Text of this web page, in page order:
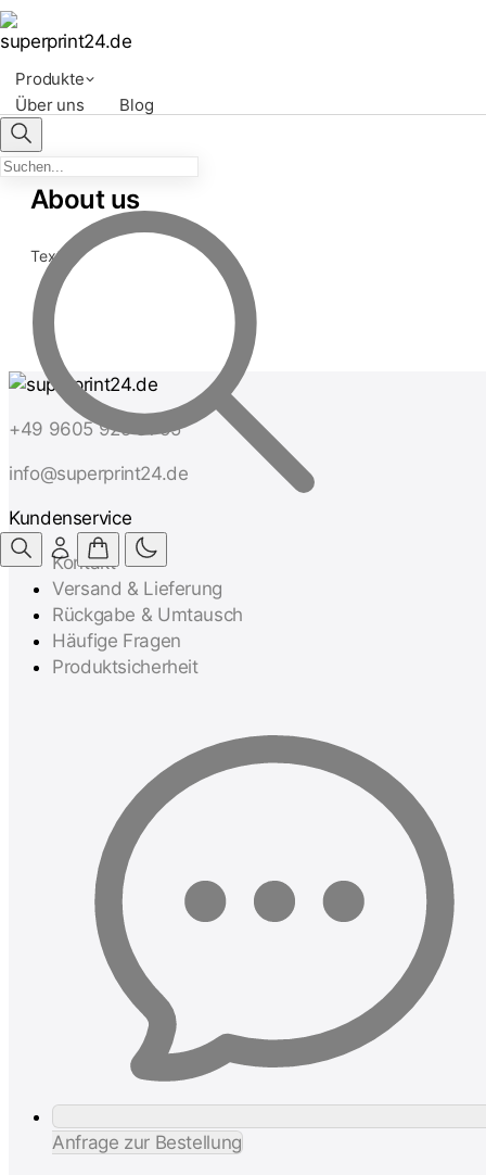
Produkte
Über uns
Blog
About us
Text
+49 9605 925 81 55
info@superprint24.de
Kundenservice
Kontakt
Versand & Lieferung
Rückgabe & Umtausch
Häufige Fragen
Produktsicherheit
Anfrage zur Bestellung